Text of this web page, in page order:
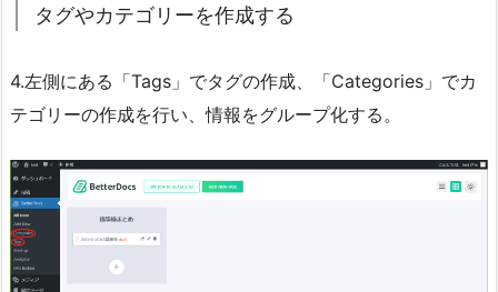
タグやカテゴリーを作成する
4.左側にある「Tags」でタグの作成、「Categories」でカ
テゴリーの作成を行い、情報をグループ化する。